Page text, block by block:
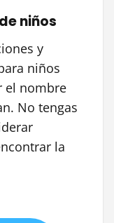
niños
y
niños
el nombre
No tengas
la